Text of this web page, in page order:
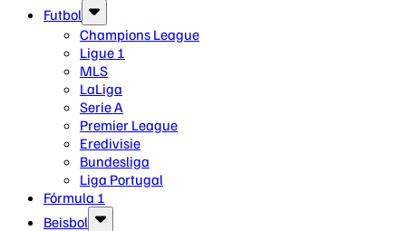
Futbol
Champions League
Ligue 1
MLS
LaLiga
Serie A
Premier League
Eredivisie
Bundesliga
Liga Portugal
Fórmula 1
Beisbol